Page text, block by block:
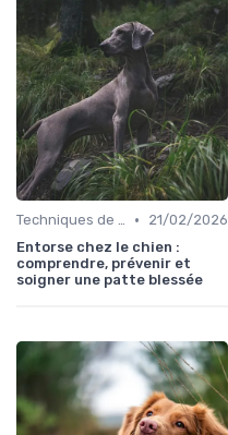
Techniques de base •
21/02/2026
Entorse chez le chien :
comprendre, prévenir et
soigner une patte blessée